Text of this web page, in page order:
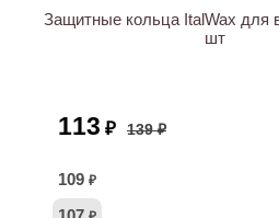
Защитные кольца ItalWax для
шт
113 ₽ 139 ₽
109 ₽